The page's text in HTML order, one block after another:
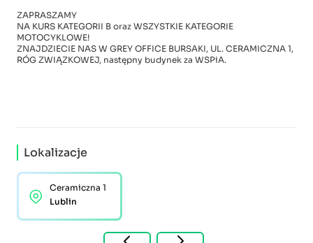
ZAPRASZAMY
NA KURS KATEGORII B oraz WSZYSTKIE KATEGORIE
MOTOCYKLOWE!
ZNAJDZIECIE NAS W GREY OFFICE BURSAKI, UL. CERAMICZNA 1,
RÓG ZWIĄZKOWEJ, następny budynek za WSPiA.
Lokalizacje
Ceramiczna 1
Lublin